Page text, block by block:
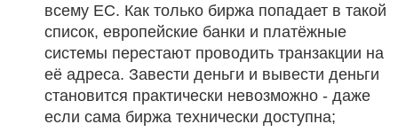
всему ЕС. Как только биржа попадает в такой
список, европейские банки и платёжные
системы перестают проводить транзакции на
её адреса. Завести деньги и вывести деньги
становится практически невозможно - даже
если сама биржа технически доступна;